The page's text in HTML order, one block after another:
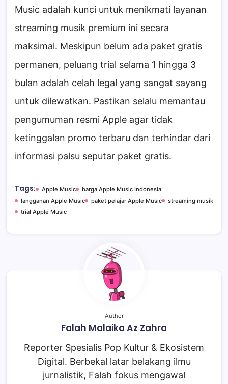
Music adalah kunci untuk menikmati layanan
streaming musik premium ini secara
maksimal. Meskipun belum ada paket gratis
permanen, peluang trial selama 1 hingga 3
bulan adalah celah legal yang sangat sayang
untuk dilewatkan. Pastikan selalu memantau
pengumuman resmi Apple agar tidak
ketinggalan promo terbaru dan terhindar dari
informasi palsu seputar paket gratis.
Tags: Apple Music
harga Apple Music Indonesia
langganan Apple Music
paket pelajar Apple Music
streaming musik
trial Apple Music
Author
Falah Malaika Az Zahra
Reporter Spesialis Pop Kultur & Ekosistem
Digital. Berbekal latar belakang ilmu
jurnalistik, Falah fokus mengawal